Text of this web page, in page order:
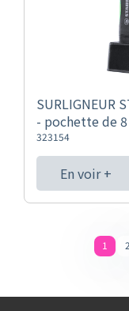
SURLIGNEUR
- pochette de 8
323154
En voir +
1 2